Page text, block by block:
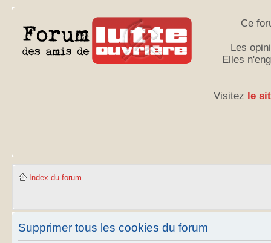
Ce
Les
Elles
Visitez le
Index du forum
Supprimer tous les cookies du forum